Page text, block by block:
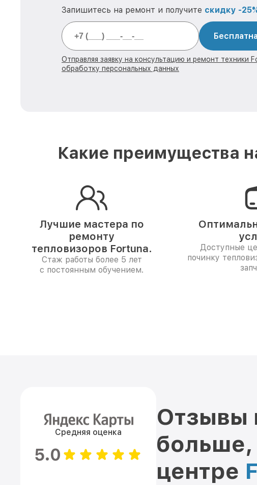
Запишитесь на ремонт и получите скидку -
Отправляя заявку на консультацию и ремонт техники
обработку персональных данных
Какие преимущества
Лучшие мастера по
ремонту
тепловизоров Fortuna.
Стаж работы более 5 лет
с постоянным обучением.
Доступные
починку
Средняя оценка
5.0
Отзывы
центре